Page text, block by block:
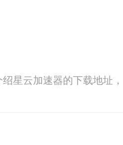
星云加速器的下载地址